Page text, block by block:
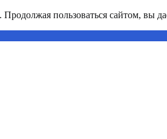
пользоваться сайтом, вы